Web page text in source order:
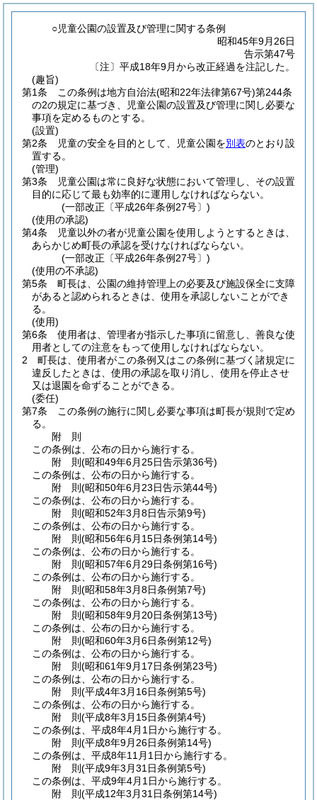
○児童公園の設置及び管理に関する条例
昭和45年9月26日
告示第47号
〔注〕平成18年9月から改正経過を注記した。
(趣旨)
第1条
この条例は地方自治法(昭和22年法律第67号)第244条
の2の規定に基づき、児童公園の設置及び管理に関し必要な
事項を定めるものとする。
(設置)
第2条
児童の安全を目的として、児童公園を別表のとおり設
置する。
(管理)
第3条
児童公園は常に良好な状態において管理し、その設置
目的に応じて最も効率的に運用しなければならない。
(一部改正〔平成26年条例27号〕)
(使用の承認)
第4条
児童以外の者が児童公園を使用しようとするときは、
あらかじめ町長の承認を受けなければならない。
(一部改正〔平成26年条例27号〕)
(使用の不承認)
第5条
町長は、公園の維持管理上の必要及び施設保全に支障
があると認められるときは、使用を承認しないことができ
る。
(使用)
第6条
使用者は、管理者が指示した事項に留意し、善良な使
用者としての注意をもって使用しなければならない。
2
町長は、使用者がこの条例又はこの条例に基づく諸規定に
違反したときは、使用の承認を取り消し、使用を停止させ
又は退園を命ずることができる。
(委任)
第7条
この条例の施行に関し必要な事項は町長が規則で定め
る。
附 則
この条例は、公布の日から施行する。
附 則(昭和49年6月25日告示第36号)
この条例は、公布の日から施行する。
附 則(昭和50年6月23日告示第44号)
この条例は、公布の日から施行する。
附 則(昭和52年3月8日告示第9号)
この条例は、公布の日から施行する。
附 則(昭和56年6月15日条例第14号)
この条例は、公布の日から施行する。
附 則(昭和57年6月29日条例第16号)
この条例は、公布の日から施行する。
附 則(昭和58年3月8日条例第7号)
この条例は、公布の日から施行する。
附 則(昭和58年9月20日条例第13号)
この条例は、公布の日から施行する。
附 則(昭和60年3月6日条例第12号)
この条例は、公布の日から施行する。
附 則(昭和61年9月17日条例第23号)
この条例は、公布の日から施行する。
附 則(平成4年3月16日条例第5号)
この条例は、公布の日から施行する。
附 則(平成8年3月15日条例第4号)
この条例は、平成8年4月1日から施行する。
附 則(平成8年9月26日条例第14号)
この条例は、平成8年11月1日から施行する。
附 則(平成9年3月31日条例第5号)
この条例は、平成9年4月1日から施行する。
附 則(平成12年3月31日条例第14号)